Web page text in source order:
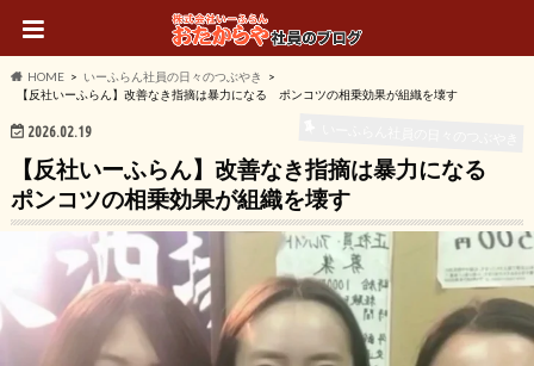
HOME
いーふらん社員の日々のつぶやき
【反社いーふらん】改善なき指摘は暴力になる ポンコツの相乗効果が組織を壊す
2026.02.19
【反社いーふらん】改善なき指摘は暴力になる
ポンコツの相乗効果が組織を壊す